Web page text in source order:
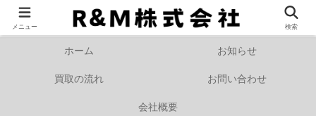
ホーム お知らせ
買取の流れ お問い合わせ
会社概要
メニュー 検索